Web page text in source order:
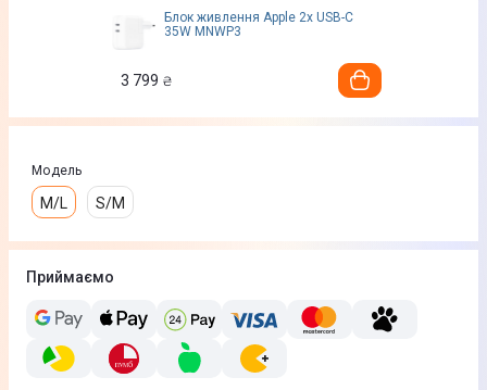
Блок живлення Apple 2x USB-C
35W MNWP3
3 799 ₴
Модель
M/L S/M
Приймаємо